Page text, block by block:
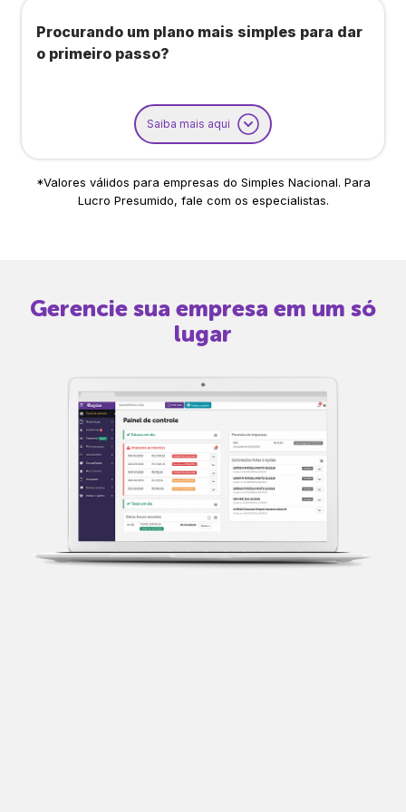
Procurando um plano mais simples para dar
o primeiro passo?
Saiba mais aqui
*Valores válidos para empresas do Simples Nacional. Para
Lucro Presumido, fale com os especialistas.
Gerencie sua empresa em um só
lugar